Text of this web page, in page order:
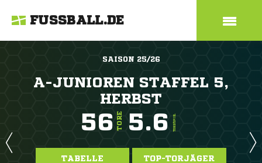
FUSSBALL.DE
SAISON 25/26
A-JUNIOREN STAFFEL 5,
HERBST
56 TORE 5.6 TORE/SPIEL
TABELLE TOP-TORJÄGER